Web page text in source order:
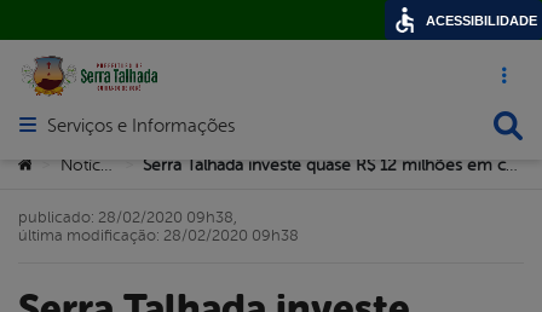
Acesso
Abrir menu principal de navegação
Serviços e Informações
Você está aqui:
> Notícias > Serra Talhada investe quase R$ 12 milhões em creches e atende mais de 1.600 crianças
publicado: 28/02/2020 09h38,
última modificação: 28/02/2020 09h38
ACESSIBILIDADE